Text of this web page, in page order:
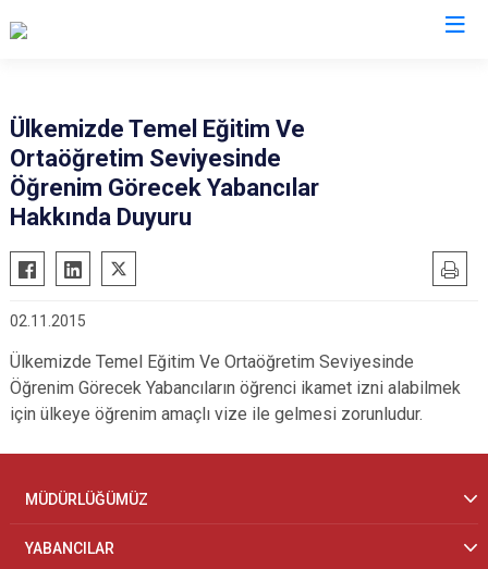
Ülkemizde Temel Eğitim Ve
Ortaöğretim Seviyesinde
Öğrenim Görecek Yabancılar
Hakkında Duyuru
02.11.2015
Ülkemizde Temel Eğitim Ve Ortaöğretim Seviyesinde
Öğrenim Görecek Yabancıların öğrenci ikamet izni alabilmek
için ülkeye öğrenim amaçlı vize ile gelmesi zorunludur.
MÜDÜRLÜĞÜMÜZ
YABANCILAR